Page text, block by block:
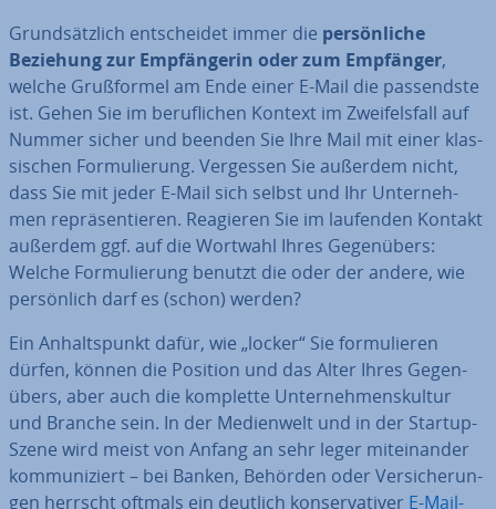
Grund­sätz­lich ent­schei­det immer die per­sön­li­che
Beziehung zur Emp­fän­ge­rin oder zum Empfänger,
welche Gruß­for­mel am Ende einer E-Mail die pas­sends­te
ist. Gehen Sie im be­ruf­li­chen Kontext im Zwei­fels­fall auf
Nummer sicher und beenden Sie Ihre Mail mit einer klas­
si­schen For­mu­lie­rung. Vergessen Sie außerdem nicht,
dass Sie mit jeder E-Mail sich selbst und Ihr Un­ter­neh­
men re­prä­sen­tie­ren. Reagieren Sie im laufenden Kontakt
außerdem ggf. auf die Wortwahl Ihres Ge­gen­übers:
Welche For­mu­lie­rung benutzt die oder der andere, wie
per­sön­lich darf es (schon) werden?
Ein An­halts­punkt dafür, wie „locker“ Sie for­mu­lie­ren
dürfen, können die Position und das Alter Ihres Ge­gen­
übers, aber auch die komplette Un­ter­neh­mens­kul­tur
und Branche sein. In der Me­di­en­welt und in der Startup-
Szene wird meist von Anfang an sehr leger mit­ein­an­der
kom­mu­ni­ziert – bei Banken, Behörden oder Ver­si­che­run­
gen herrscht oftmals ein deutlich kon­ser­va­ti­ver E-Mail-